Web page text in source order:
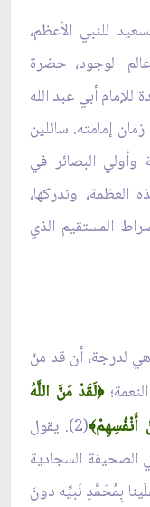
للنبي الأعظم،
الوجود، حضرة
للإمام أبي عبد الله
إمامته. سائلين
وأولي البصائر في
العظمة، وندركها،
المستقيم الذي
لدرجة، أن قد منّ
﴿لَقَدْ مَنَّ اللَّهُ
أَنْفُسِهِمْ﴾
(2). يقول
الصحيفة السجادية
بِمُحَمَّدٍ نَبیِّه دونَ